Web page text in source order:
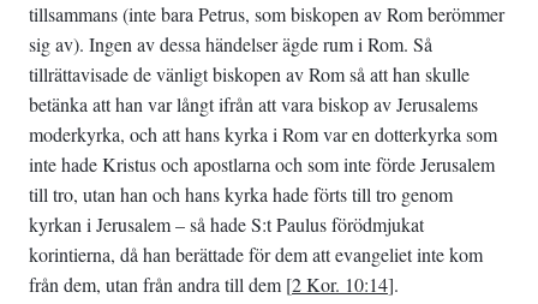
tillsammans (inte bara Petrus, som biskopen av Rom berömmer
sig av). Ingen av dessa händelser ägde rum i Rom. Så
tillrättavisade de vänligt biskopen av Rom så att han skulle
betänka att han var långt ifrån att vara biskop av Jerusalems
moderkyrka, och att hans kyrka i Rom var en dotterkyrka som
inte hade Kristus och apostlarna och som inte förde Jerusalem
till tro, utan han och hans kyrka hade förts till tro genom
kyrkan i Jerusalem – så hade S:t Paulus förödmjukat
korintierna, då han berättade för dem att evangeliet inte kom
från dem, utan från andra till dem [2 Kor. 10:14].